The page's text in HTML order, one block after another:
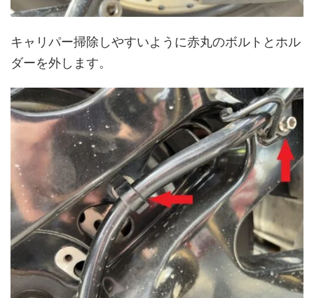
キャリパー掃除しやすいように赤丸のボルトとホル
ダーを外します。